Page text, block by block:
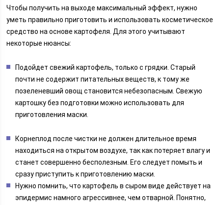
Чтобы получить на выходе максимальный эффект, нужно
уметь правильно приготовить и использовать косметическое
средство на основе картофеля. Для этого учитывают
некоторые нюансы:
Подойдет свежий картофель, только с грядки. Старый
почти не содержит питательных веществ, к тому же
позеленевший овощ становится небезопасным. Свежую
картошку без подготовки можно использовать для
приготовления маски.
Корнеплод после чистки не должен длительное время
находиться на открытом воздухе, так как потеряет влагу и
станет совершенно бесполезным. Его следует помыть и
сразу приступить к приготовлению маски.
Нужно помнить, что картофель в сыром виде действует на
эпидермис намного агрессивнее, чем отварной. Понятно,